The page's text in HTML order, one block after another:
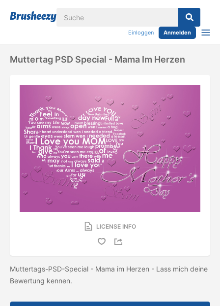
Einloggen Anmelden
Muttertag PSD Special - Mama Im Herzen
LICENSE INFO
Muttertags-PSD-Special - Mama im Herzen - Lass mich deine
Bewertung kennen.